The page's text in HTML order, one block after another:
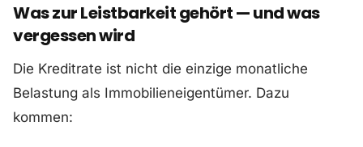
Was zur Leistbarkeit gehört — und was
vergessen wird
Die Kreditrate ist nicht die einzige monatliche
Belastung als Immobilieneigentümer. Dazu
kommen: